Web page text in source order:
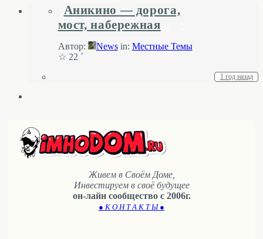
Аникино — дорога,
мост, набережная
Автор: News in: Местные Темы
☆ 22 ´
1 год назад
Живем в Своём Доме,
Инвестируем в своё будущее
он-лайн сообщество с 2006г.
● К О Н Т А К Т Ы ●